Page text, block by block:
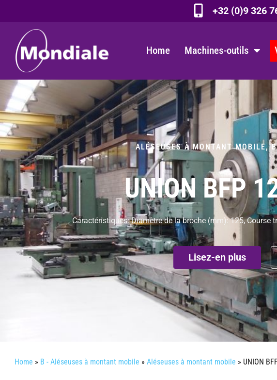
+32 (0)9 326
Home Machines-outils
ALÉSEUSES À MONTANT MOBILE,
UNION BFP
Caractéristiques: Diamètre de la broche (mm): 125,
Lisez-en plus
Home » B - Aléseuses à montant mobile » Aléseuses à montant mobile » UNION